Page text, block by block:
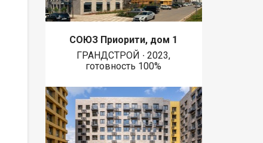
СОЮЗ Приорити, дом 1
ГРАНДСТРОЙ ∙ 2023,
готовность 100%